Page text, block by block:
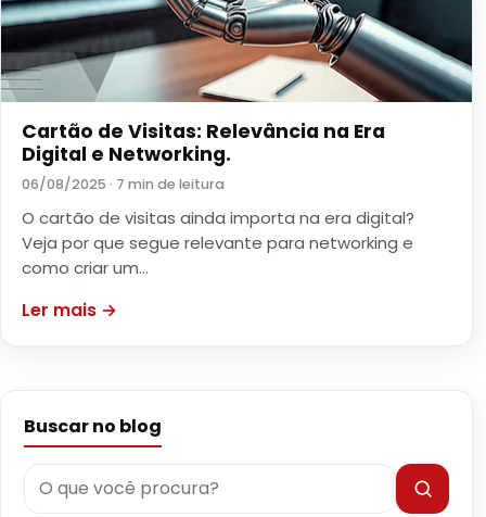
Cartão de Visitas: Relevância na Era
Digital e Networking.
06/08/2025 · 7 min de leitura
O cartão de visitas ainda importa na era digital?
Veja por que segue relevante para networking e
como criar um…
Ler mais →
Buscar no blog